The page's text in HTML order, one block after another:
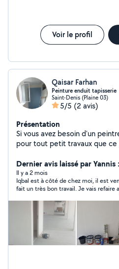
Voir le profil
Qaisar Farhan
Peinture enduit tapisserie
Saint-Denis (Plaine 03)
5/5 (2 avis)
Présentation
Si vous avez besoin d'un
pour tout petit travaux que
Dernier avis laissé par Yannis
Il y a 2 mois
Iqbal est à côté de chez moi, il est
fait un très bon travail. Je vais refaire